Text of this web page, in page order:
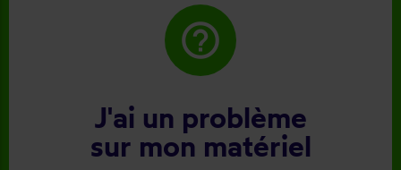
help_outline
J'ai un problème
sur mon matériel